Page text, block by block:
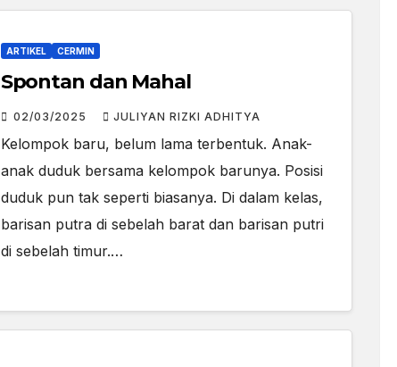
ARTIKEL CERMIN
Spontan dan Mahal
02/03/2025 JULIYAN RIZKI ADHITYA
Kelompok baru, belum lama terbentuk. Anak-
anak duduk bersama kelompok barunya. Posisi
duduk pun tak seperti biasanya. Di dalam kelas,
barisan putra di sebelah barat dan barisan putri
di sebelah timur.…